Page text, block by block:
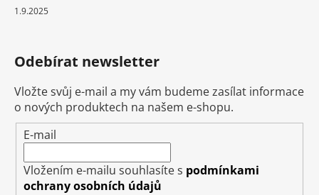
1.9.2025
Odebírat newsletter
Vložte svůj e-mail a my vám budeme zasílat informace
o nových produktech na našem e-shopu.
E-mail
Vložením e-mailu souhlasíte s podmínkami
ochrany osobních údajů